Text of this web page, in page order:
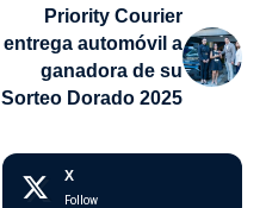
Priority Courier
entrega automóvil a
ganadora de su
Sorteo Dorado 2025
X
Follow